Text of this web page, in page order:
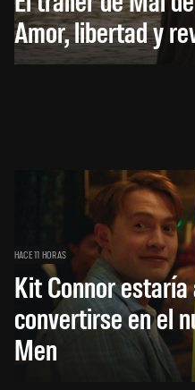
Amor, libertad y
HACE 11 HORAS
Kit Connor
convertirse en el
Men